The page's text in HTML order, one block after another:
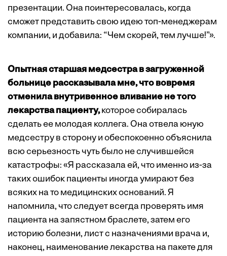
презентации. Она поинтересовалась, когда
сможет представить свою идею топ-менеджерам
компании, и добавила: “Чем скорей, тем лучше!”».
Опытная старшая медсестра в загруженной
больнице рассказывала мне, что вовремя
отменила внутривенное вливание не того
лекарства пациенту,которое собиралась
сделать ее молодая коллега. Она отвела юную
медсестру в сторону и обеспокоенно объяснила
всю серьезность чуть было не случившейся
катастрофы: «Я рассказала ей, что именно из-за
таких ошибок пациенты иногда умирают без
всяких на то медицинских оснований. Я
напомнила, что следует всегда проверять имя
пациента на запястном браслете, затем его
историю болезни, лист с назначениями врача и,
наконец, наименование лекарства на пакете для